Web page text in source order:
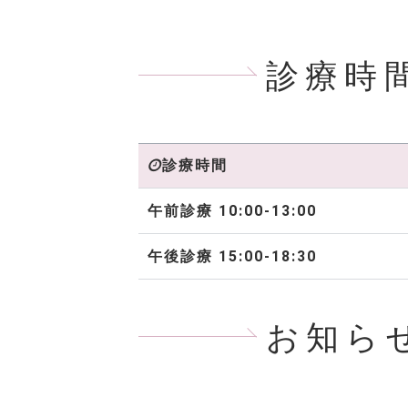
診療時
診療時間
午前診療 10:00-13:00
午後診療 15:00-18:30
お知ら